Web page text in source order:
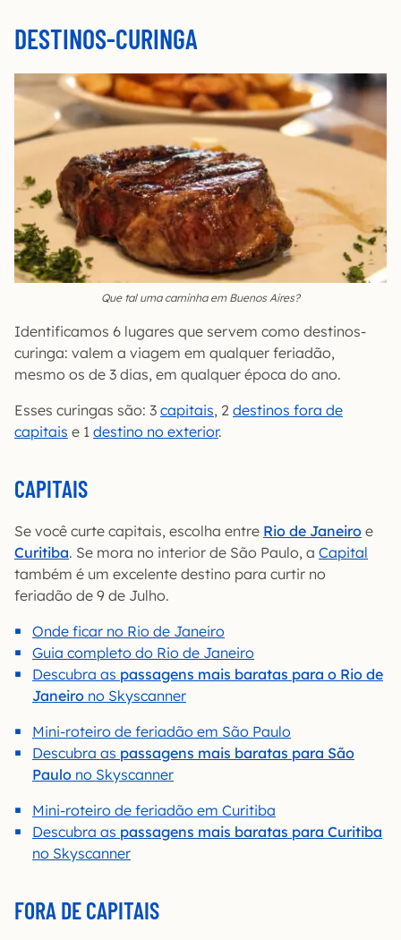
DESTINOS-CURINGA
Que tal uma carninha em Buenos Aires?
Identificamos 6 lugares que servem como destinos-
curinga: valem a viagem em qualquer feriadão,
mesmo os de 3 dias, em qualquer época do ano.
Esses curingas são: 3 capitais, 2 destinos fora de
capitais e 1 destino no exterior.
CAPITAIS
Se você curte capitais, escolha entre Rio de Janeiro e
Curitiba. Se mora no interior de São Paulo, a Capital
também é um excelente destino para curtir no
feriadão de 9 de Julho.
Onde ficar no Rio de Janeiro
Guia completo do Rio de Janeiro
Descubra as passagens mais baratas para o Rio de
Janeiro no Skyscanner
Mini-roteiro de feriadão em São Paulo
Descubra as passagens mais baratas para São
Paulo no Skyscanner
Mini-roteiro de feriadão em Curitiba
Descubra as passagens mais baratas para Curitiba
no Skyscanner
FORA DE CAPITAIS